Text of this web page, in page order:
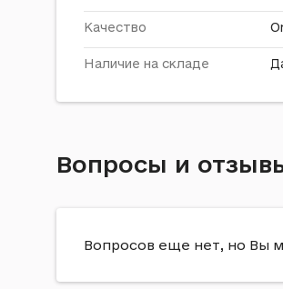
Качество
Наличие на складе
Вопросы и
Вопросов еще нет, но Вы